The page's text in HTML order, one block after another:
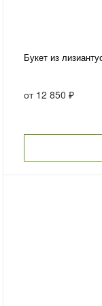
Букет из
от 12 850 ₽